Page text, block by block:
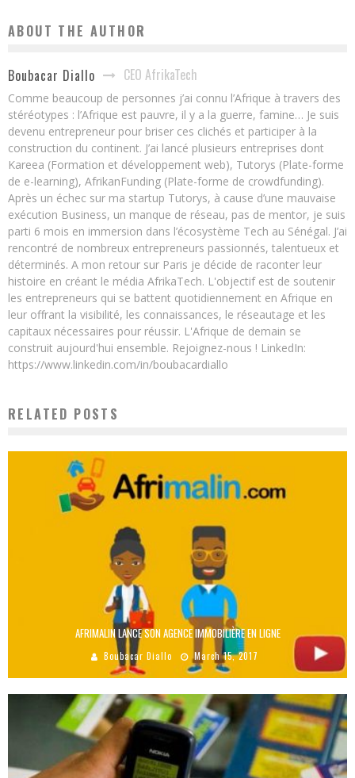
ABOUT THE AUTHOR
Boubacar Diallo CEO AfrikaTech
Comme beaucoup de personnes j’ai connu l’Afrique à travers des
stéréotypes : l’Afrique est pauvre, il y a la guerre, famine… Je suis
devenu entrepreneur pour briser ces clichés et participer à la
construction du continent. J’ai lancé plusieurs entreprises dont
Kareea (Formation et développement web), Tutorys (Plate-forme
de e-learning), AfrikanFunding (Plate-forme de crowdfunding).
Après un échec sur ma startup Tutorys, à cause d’une mauvaise
exécution Business, un manque de réseau, pas de mentor, je suis
parti 6 mois en immersion dans l’écosystème Tech au Sénégal. J’ai
rencontré de nombreux entrepreneurs passionnés, talentueux et
déterminés. A mon retour sur Paris je décide de raconter leur
histoire en créant le média AfrikaTech. L'objectif est de soutenir
les entrepreneurs qui se battent quotidiennement en Afrique en
leur offrant la visibilité, les connaissances, le réseautage et les
capitaux nécessaires pour réussir. L'Afrique de demain se
construit aujourd'hui ensemble. Rejoignez-nous ! LinkedIn:
https://www.linkedin.com/in/boubacardiallo
RELATED POSTS
AFRIMALIN LANCE SON AGENCE IMMOBILIÈRE EN LIGNE
Boubacar Diallo March 15, 2017